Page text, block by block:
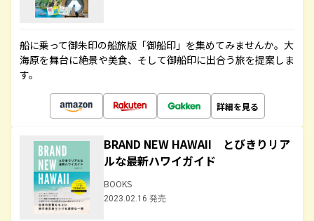
船に乗って御朱印の船旅版「御船印」を集めてみませんか。大
海原を舞台に絶景や美食、そして御船印に出合う旅を提案しま
す。
詳細を見る
BRAND NEW HAWAII とびきりリア
ルな最新ハワイガイド
BOOKS
2023.02.16 発売